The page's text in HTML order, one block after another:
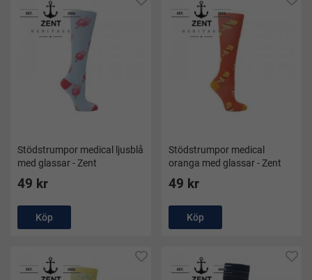
Stödstrumpor medical ljusblå
med glassar - Zent
49 kr
Köp
Stödstrumpor medical
oranga med glassar - Zent
49 kr
Köp